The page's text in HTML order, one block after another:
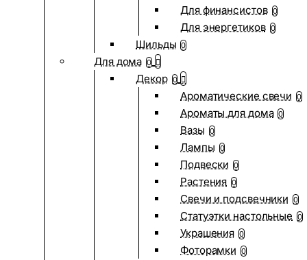
Для финансистов 0
Для энергетиков 0
Шильды 0
Для дома 0
Декор 0
Ароматические свечи 0
Ароматы для дома 0
Вазы 0
Лампы 0
Подвески 0
Растения 0
Свечи и подсвечники 0
Статуэтки настольные 0
Украшения 0
Фоторамки 0